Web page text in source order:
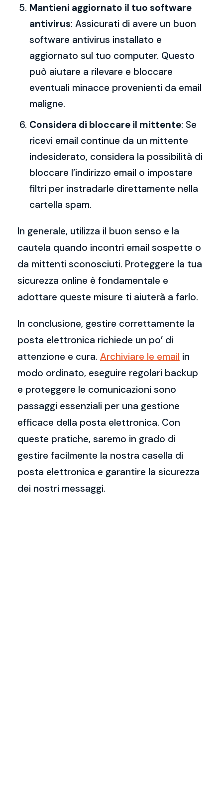
Mantieni aggiornato il tuo software
antivirus: Assicurati di avere un buon
software antivirus installato e
aggiornato sul tuo computer. Questo
può aiutare a rilevare e bloccare
eventuali minacce provenienti da email
maligne.
Considera di bloccare il mittente: Se
ricevi email continue da un mittente
indesiderato, considera la possibilità di
bloccare l’indirizzo email o impostare
filtri per instradarle direttamente nella
cartella spam.
In generale, utilizza il buon senso e la
cautela quando incontri email sospette o
da mittenti sconosciuti. Proteggere la tua
sicurezza online è fondamentale e
adottare queste misure ti aiuterà a farlo.
In conclusione, gestire correttamente la
posta elettronica richiede un po’ di
attenzione e cura. Archiviare le email in
modo ordinato, eseguire regolari backup
e proteggere le comunicazioni sono
passaggi essenziali per una gestione
efficace della posta elettronica. Con
queste pratiche, saremo in grado di
gestire facilmente la nostra casella di
posta elettronica e garantire la sicurezza
dei nostri messaggi.